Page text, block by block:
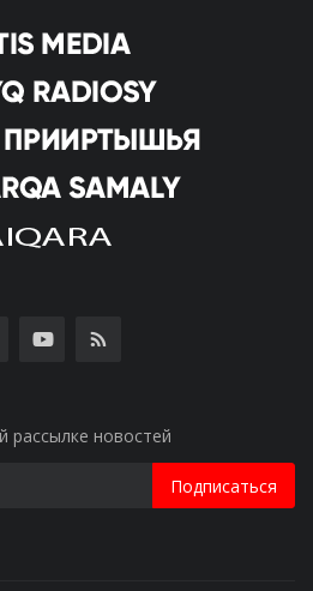
рассылке новостей
Подписаться